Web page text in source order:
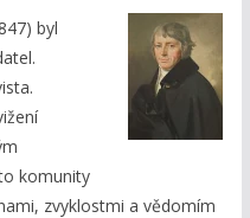
byl
komunity
zvyklostmi a vědomím